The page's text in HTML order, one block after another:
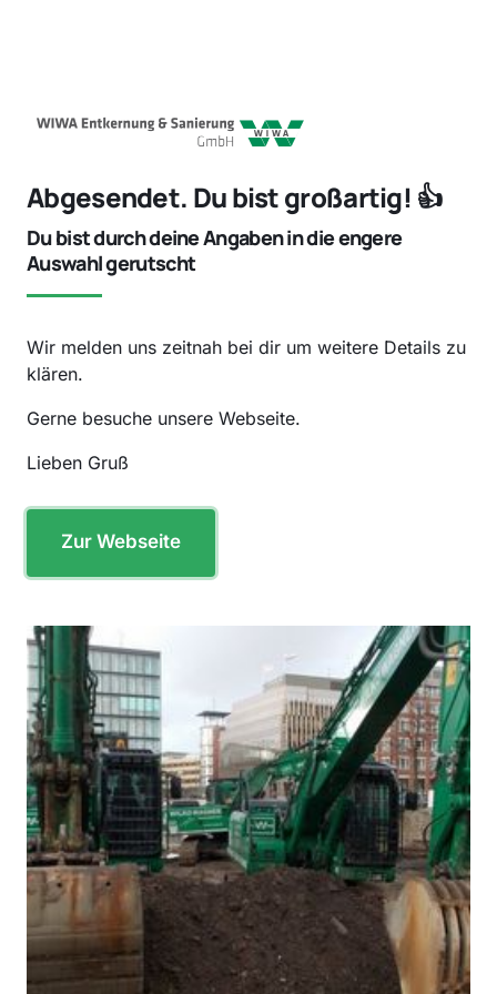
Abgesendet. Du bist großartig! 👍
Du bist durch deine Angaben in die engere
Auswahl gerutscht
Wir melden uns zeitnah bei dir um weitere Details zu
klären.
Gerne besuche unsere Webseite.
Lieben Gruß
Zur Webseite